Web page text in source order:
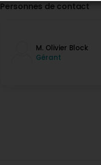
Personnes de contact
M. Olivier Block
Gérant